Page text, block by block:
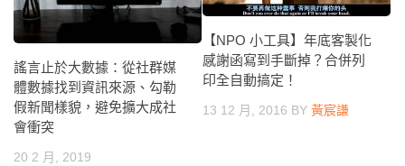
謠言止於大數據：從社群媒
體數據找到資訊來源、勾勒
假新聞樣貌，避免擴大成社
會衝突
20 2 月, 2019
【NPO 小工具】年底客製化
感謝函寫到手斷掉？合併列
印全自動搞定！
13 12 月, 2016 BY 黃宸謙